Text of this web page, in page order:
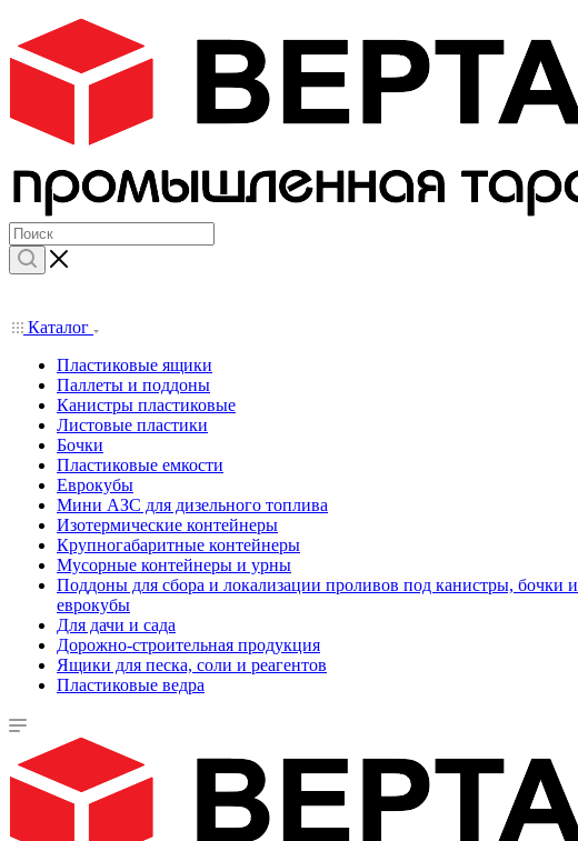
Каталог
Пластиковые ящики
Паллеты и поддоны
Канистры пластиковые
Листовые пластики
Бочки
Пластиковые емкости
Еврокубы
Мини АЗС для дизельного топлива
Изотермические контейнеры
Крупногабаритные контейнеры
Мусорные контейнеры и урны
Поддоны для сбора и локализации проливов под канистры, бочки и
еврокубы
Для дачи и сада
Дорожно-строительная продукция
Ящики для песка, соли и реагентов
Пластиковые ведра